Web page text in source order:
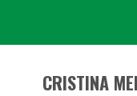
CRISTINA